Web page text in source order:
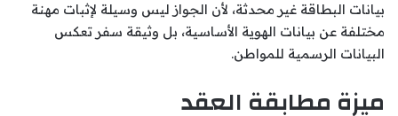
بيانات البطاقة غير محدثة، لأن الجواز ليس وسيلة لإثبات مهنة
مختلفة عن بيانات الهوية الأساسية، بل وثيقة سفر تعكس
البيانات الرسمية للمواطن.
ميزة مطابقة العقد